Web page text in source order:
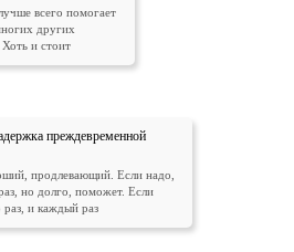
всего помогает
других
Хоть и стоит
преждевременной
продлевающий. Если надо,
но долго, поможет. Если
раз, и каждый раз